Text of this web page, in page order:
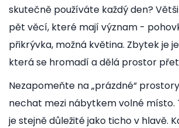
skutečně používáte každý den?
pět věcí, které mají význam -
přikrývka, možná květina. Zbytek je
která se hromadí a dělá prostor
Nezapomeňte na „prázdné“
nechat mezi nábytkem volné místo.
je stejně důležité jako ticho v hlavě.